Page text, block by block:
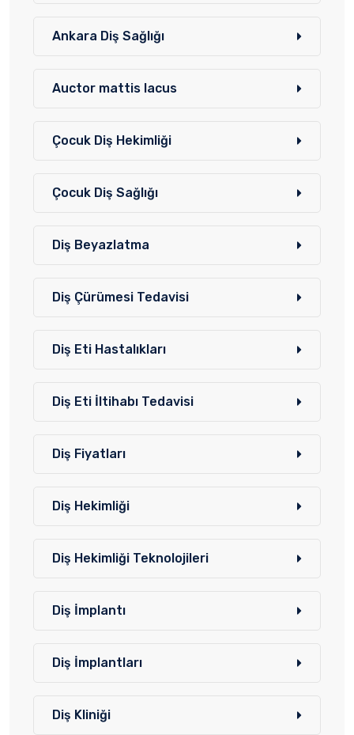
Ankara Diş Sağlığı
Auctor mattis lacus
Çocuk Diş Hekimliği
Çocuk Diş Sağlığı
Diş Beyazlatma
Diş Çürümesi Tedavisi
Diş Eti Hastalıkları
Diş Eti İltihabı Tedavisi
Diş Fiyatları
Diş Hekimliği
Diş Hekimliği Teknolojileri
Diş İmplantı
Diş İmplantları
Diş Kliniği